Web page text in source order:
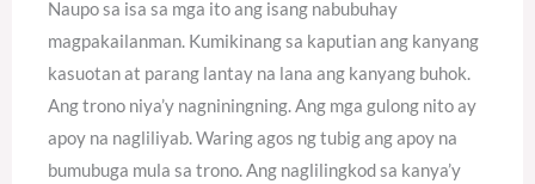
Naupo sa isa sa mga ito ang isang nabubuhay
magpakailanman. Kumikinang sa kaputian ang kanyang
kasuotan at parang lantay na lana ang kanyang buhok.
Ang trono niya’y nagniningning. Ang mga gulong nito ay
apoy na nagliliyab. Waring agos ng tubig ang apoy na
bumubuga mula sa trono. Ang naglilingkod sa kanya’y